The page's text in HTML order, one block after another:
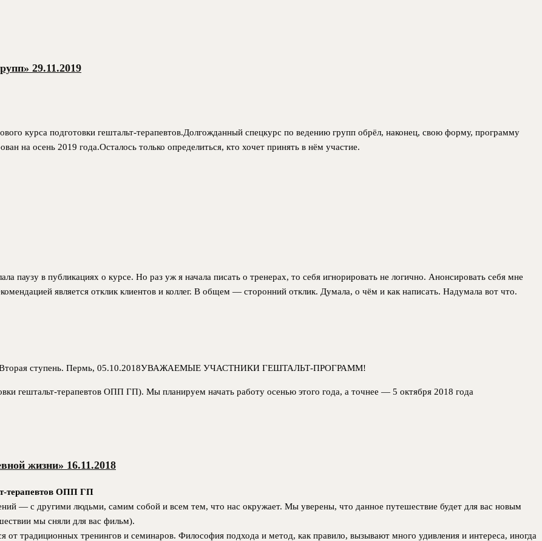
29.11.2019
курса подготовки гештальт-терапевтов.Долгожданный спецкурс по ведению групп обрёл, наконец, свою форму, программу
на осень 2019 года.Осталось только определиться, кто хочет принять в нём участие.
паузу в публикациях о курсе. Но раз уж я начала писать о тренерах, то себя игнорировать не логично. Анонсировать себя мне
является отклик клиентов и коллег. В общем — сторонний отклик. Думала, о чём и как написать. Надумала вот что.
УВАЖАЕМЫЕ УЧАСТНИКИ ГЕШТАЛЬТ-ПРОГРАММ!
гештальт-терапевтов ОПП ГП). Мы планируем начать работу осенью этого года, а точнее — 5 октября 2018 года
жизни» 16.11.2018
терапевтов ОПП ГП
— с другими людьми, самим собой и всем тем, что нас окружает. Мы уверены, что данное путешествие будет для вас новым
мы сняли для вас фильм).
традиционных тренингов и семинаров. Философия подхода и метод, как правило, вызывают много удивления и интереса, иногда